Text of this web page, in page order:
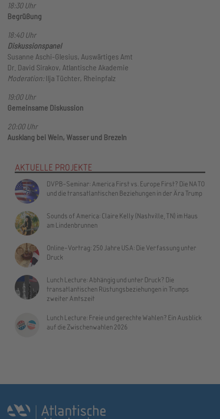
18:30 Uhr
Begrüßung
18:40 Uhr
Diskussionspanel
Susanne Aschi-Glesius, Auswärtiges Amt
Dr. David Sirakov, Atlantische Akademie
Moderation:Ilja Tüchter, Rheinpfalz
19:00 Uhr
Gemeinsame Diskussion
20:00 Uhr
Ausklang bei Wein, Wasser und Brezeln
AKTUELLE PROJEKTE
DVPB-Seminar: America First vs. Europe First? Die NATO
und die transatlantischen Beziehungen in der Ära Trump
Sounds of America: Claire Kelly (Nashville, TN) im Haus
am Lindenbrunnen
Online-Vortrag: 250 Jahre USA: Die Verfassung unter
Druck
Lunch Lecture: Abhängig und unter Druck? Die
transatlantischen Rüstungsbeziehungen in Trumps
zweiter Amtszeit
Lunch Lecture: Freie und gerechte Wahlen? Ein Ausblick
auf die Zwischenwahlen 2026